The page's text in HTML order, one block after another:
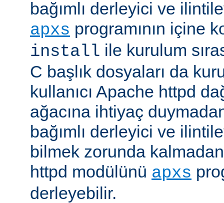
bağımlı derleyici ve
apxs programının içine
install ile kurulum
C başlık dosyaları da
kullanıcı Apache httpd
ağacına ihtiyaç
bağımlı derleyici ve
bilmek zorunda
httpd modülünü apxs
derleyebilir.